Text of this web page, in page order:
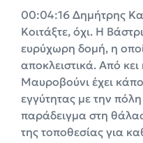
00:04:16 Δημήτρης
Κοιτάξτε, όχι. Η
ευρύχωρη δομή, η
αποκλειστικά. Από κει
Μαυροβούνι έχει
εγγύτητας με την
παράδειγμα στη
της τοποθεσίας για